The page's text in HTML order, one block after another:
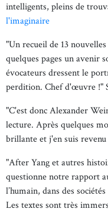
intelligents, pleins de
l'imaginaire
"Un recueil de 13
quelques pages un avenir
évocateurs dressent le
perdition. Chef d'œuvre !"
"C'est donc Alexander
lecture. Après quelques
brillante et j'en suis
"After Yang et autres
questionne notre rapport
l’humain, dans des
Les textes sont très